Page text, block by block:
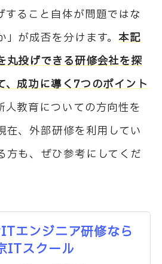
すること自体が問題ではな
」が成否を分けます。本記
丸投げできる研修会社を探
、成功に導く7つのポイント
人教育についての方向性を
在、外部研修を利用してい
方も、ぜひ参考にしてくだ
エンジニア研修なら
ITスクール